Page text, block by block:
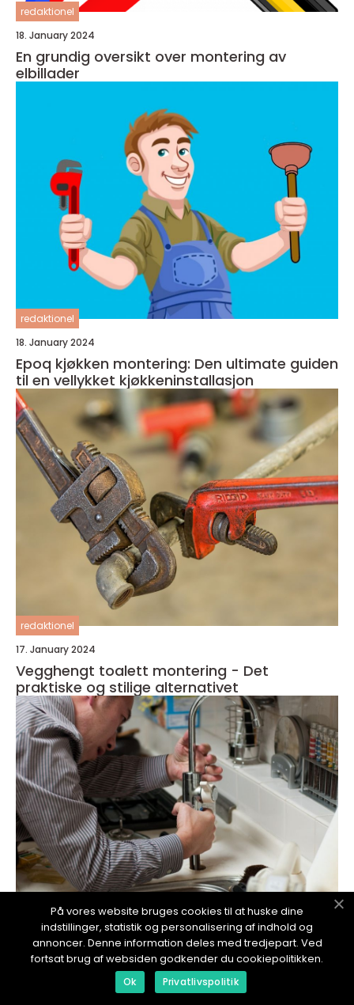
redaktionel
18. January 2024
En grundig oversikt over montering av
elbillader
redaktionel
18. January 2024
Epoq kjøkken montering: Den ultimate guiden
til en vellykket kjøkkeninstallasjon
redaktionel
17. January 2024
Vegghengt toalett montering - Det
praktiske og stilige alternativet
redaktionel
17. January 2024
Stålpipe montering - En grundig oversikt
På vores website bruges cookies til at huske dine
indstillinger, statistik og personalisering af indhold og
annoncer. Denne information deles med tredjepart. Ved
fortsat brug af websiden godkender du cookiepolitikken.
Ok Privatlivspolitik